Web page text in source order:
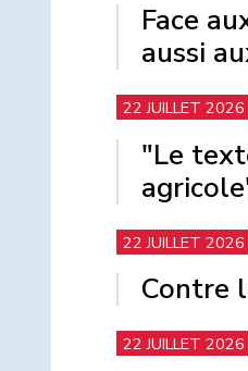
Face
aussi
22 JUILLET 2026
"Le
22 JUILLET 2026
Contre
22 JUILLET 2026